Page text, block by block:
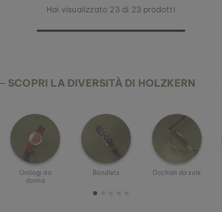
Hai visualizzato 23 di 23 prodotti
SCOPRI LA DIVERSITÀ DI HOLZKERN
Orologi da
donna
Bandlets Occhiali da sole